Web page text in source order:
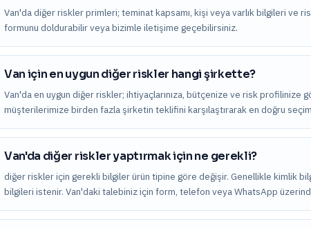
Van'da diğer riskler primleri; teminat kapsamı, kişi veya varlık bilgileri ve
formunu doldurabilir veya bizimle iletişime geçebilirsiniz.
Van için en uygun diğer riskler hangi şirkette?
Van'da en uygun diğer riskler; ihtiyaçlarınıza, bütçenize ve risk profilinize
müşterilerimize birden fazla şirketin teklifini karşılaştırarak en doğru
Van'da diğer riskler yaptırmak için ne gerekli?
diğer riskler için gerekli bilgiler ürün tipine göre değişir. Genellikle kimlik
bilgileri istenir. Van'daki talebiniz için form, telefon veya WhatsApp